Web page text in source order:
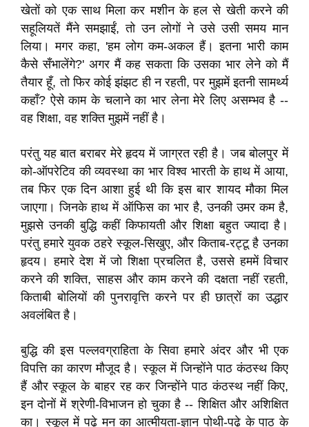
खेतों को एक साथ मिला कर मशीन के हल से खेती करने की
सहूलियतें मैंने समझाईं, तो उन लोगों ने उसे उसी समय मान
लिया। मगर कहा, 'हम लोग कम-अकल हैं। इतना भारी काम
कैसे सँभालेंगे?' अगर मैं कह सकता कि उसका भार लेने को मैं
तैयार हूँ, तो फिर कोई झंझट ही न रहती, पर मुझमें इतनी सामर्थ्य
कहाँ? ऐसे काम के चलाने का भार लेना मेरे लिए असम्भव है --
वह शिक्षा, वह शक्ति मुझमें नहीं है।
परंतु यह बात बराबर मेरे हृदय में जाग्रत रही है। जब बोलपुर में
को-ऑपरेटिव की व्यवस्था का भार विश्व भारती के हाथ में आया,
तब फिर एक दिन आशा हुई थी कि इस बार शायद मौका मिल
जाएगा। जिनके हाथ में ऑफिस का भार है, उनकी उमर कम है,
मुझसे उनकी बुद्धि कहीं किफायती और शिक्षा बहुत ज्यादा है।
परंतु हमारे युवक ठहरे स्कूल-सिखुए, और किताब-रट्टू है उनका
हृदय। हमारे देश में जो शिक्षा प्रचलित है, उससे हममें विचार
करने की शक्ति, साहस और काम करने की दक्षता नहीं रहती,
किताबी बोलियों की पुनरावृत्ति करने पर ही छात्रों का उद्धार
अवलंबित है।
बुद्धि की इस पल्लवग्राहिता के सिवा हमारे अंदर और भी एक
विपत्ति का कारण मौजूद है। स्कूल में जिन्होंने पाठ कंठस्थ किए
हैं और स्कूल के बाहर रह कर जिन्होंने पाठ कंठस्थ नहीं किए,
इन दोनों में श्रेणी-विभाजन हो चुका है -- शिक्षित और अशिक्षित
का। स्कूल में पढ़े मन का आत्मीयता-ज्ञान पोथी-पढ़े के पाठ के